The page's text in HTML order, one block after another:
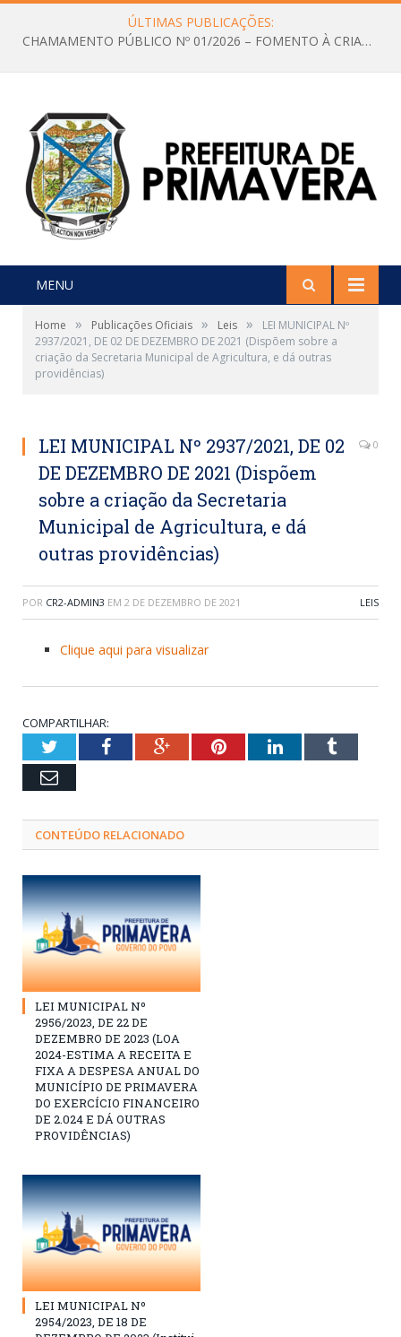
ÚLTIMAS PUBLICAÇÕES:
CHAMAMENTO PÚBLICO Nº 01/2026 – FOMENTO À CRIAÇÃO E A CIRCULAÇÃO DE PRODUÇÕES CULTURAIS – Aldir Blanc
MENU
Home » Publicações Oficiais » Leis »
LEI MUNICIPAL Nº
2937/2021, DE 02 DE DEZEMBRO DE 2021 (Dispõem sobre a
criação da Secretaria Municipal de Agricultura, e dá outras
providências)
LEI MUNICIPAL Nº 2937/2021, DE 02
DE DEZEMBRO DE 2021 (Dispõem
sobre a criação da Secretaria
Municipal de Agricultura, e dá
outras providências)
0
POR CR2-ADMIN3 EM 2 DE DEZEMBRO DE 2021 LEIS
Clique aqui para visualizar
COMPARTILHAR:
TwitterFacebookGoogle+PinterestLinkedInTumblr
Email
CONTEÚDO RELACIONADO
LEI MUNICIPAL Nº
2956/2023, DE 22 DE
DEZEMBRO DE 2023 (LOA
2024-ESTIMA A RECEITA E
FIXA A DESPESA ANUAL DO
MUNICÍPIO DE PRIMAVERA
DO EXERCÍCIO FINANCEIRO
DE 2.024 E DÁ OUTRAS
PROVIDÊNCIAS)
LEI MUNICIPAL Nº
2954/2023, DE 18 DE